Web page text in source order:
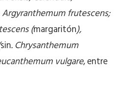
frutescens;
(margaritón),
sin. Chrysanthemum
vulgare, entre